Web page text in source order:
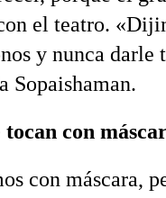
el teatro.
y nunca darle
Sopaishaman.
con
con máscara,